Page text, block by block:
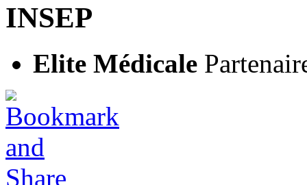
INSEP
Elite Médicale